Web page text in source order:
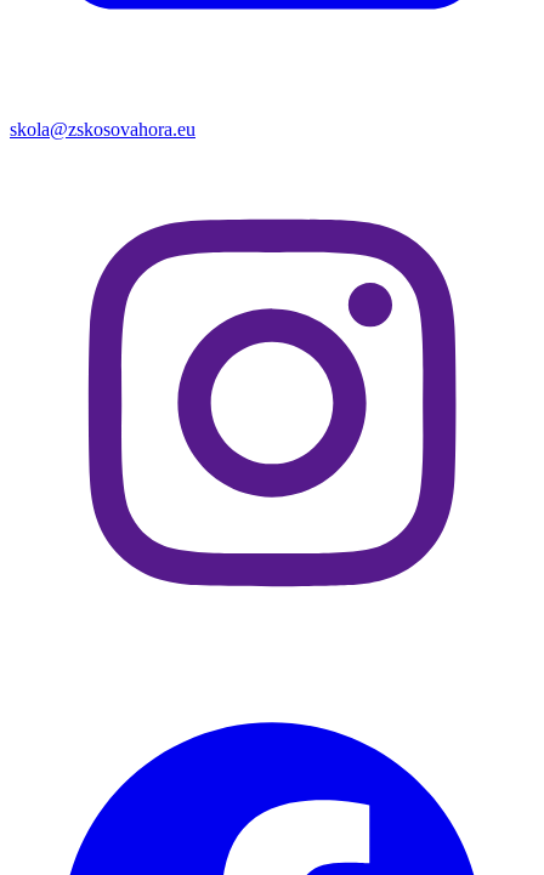
skola@zskosovahora.eu